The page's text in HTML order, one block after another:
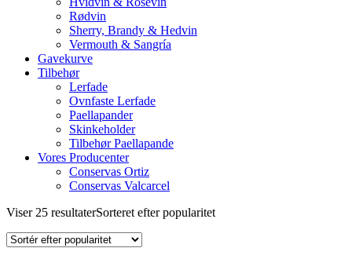
Rødvin
Sherry, Brandy & Hedvin
Vermouth & Sangría
Gavekurve
Tilbehør
Lerfade
Ovnfaste Lerfade
Paellapander
Skinkeholder
Tilbehør Paellapande
Vores Producenter
Conservas Ortiz
Conservas Valcarcel
Viser 25 resultaterSorteret efter popularitet